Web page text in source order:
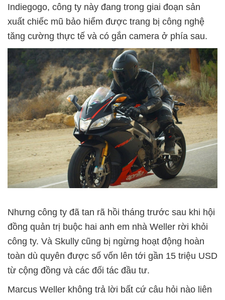
Indiegogo, công ty này đang trong giai đoạn sản
xuất chiếc mũ bảo hiểm được trang bị công nghệ
tăng cường thực tế và có gắn camera ở phía sau.
Nhưng công ty đã tan rã hồi tháng trước sau khi hội
đồng quản trị buộc hai anh em nhà Weller rời khỏi
công ty. Và Skully cũng bị ngừng hoạt động hoàn
toàn dù quyên được số vốn lên tới gần 15 triệu USD
từ cộng đồng và các đối tác đầu tư.
Marcus Weller không trả lời bất cứ câu hỏi nào liên